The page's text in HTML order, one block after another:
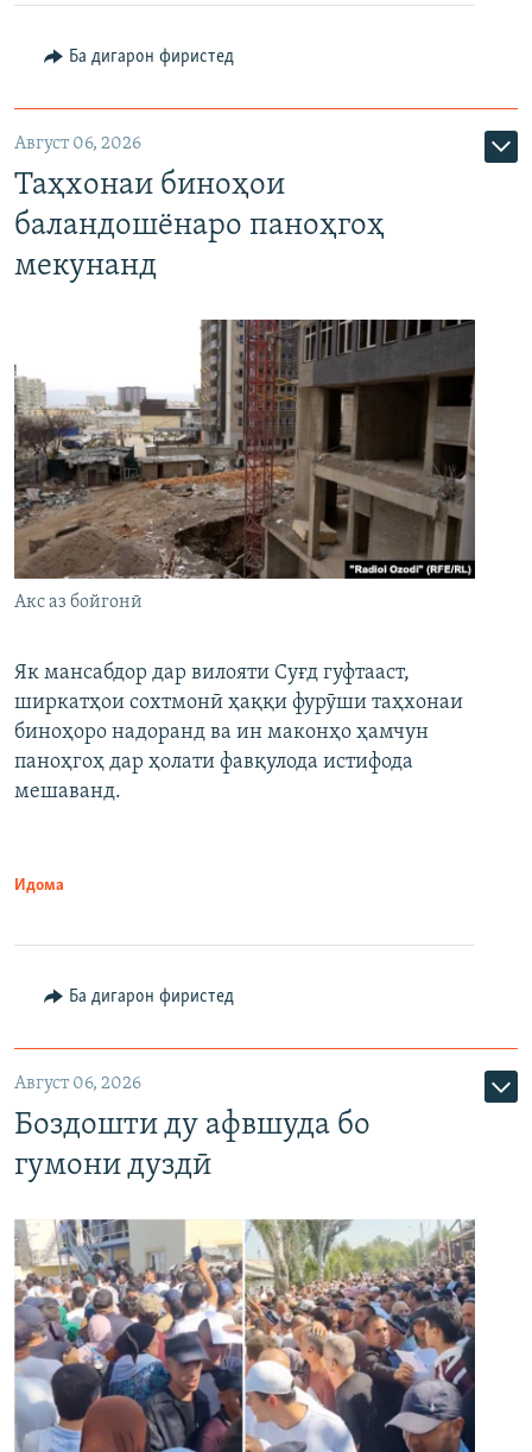
Ба дигарон фиристед
Август 06, 2026
Таҳхонаи биноҳои
баландошёнаро паноҳгоҳ
мекунанд
Акс аз бойгонӣ
Як мансабдор дар вилояти Суғд гуфтааст,
ширкатҳои сохтмонӣ ҳаққи фурӯши таҳхонаи
биноҳоро надоранд ва ин маконҳо ҳамчун
паноҳгоҳ дар ҳолати фавқулода истифода
мешаванд.
Идома
Ба дигарон фиристед
Август 06, 2026
Боздошти ду афвшуда бо
гумони дуздӣ